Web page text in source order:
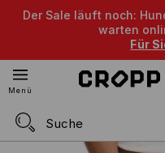
Der Sale läuft noch:
warten
Für
Menü